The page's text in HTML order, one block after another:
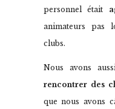
personnel était
animateurs pas
clubs.
Nous avons
rencontrer des
que nous avons